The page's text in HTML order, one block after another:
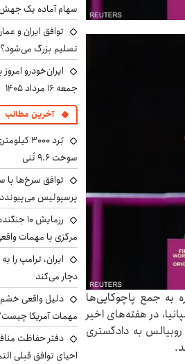
به جمع پاچوکایی‌ها
در هفته‌های اخیر
به دادگستری
سهام آماده یک
توافق ایران و
تسلیم بزرگ می‌شود؟
ایران‌خودرو
جمعه ۱۶ مرداد ۱۴۰۵
آخرین مطالب
سوخت ۹.۶ تُنی
توافق سرخ‌ها با
پرسپولیس می‌پیوندد
رزمایش
مرکزی با مهمات
دچار می‌کند
دلیل واقعی خشم
مهمات آمریکا
دفتر حفاظت
احیای توافق قبلی